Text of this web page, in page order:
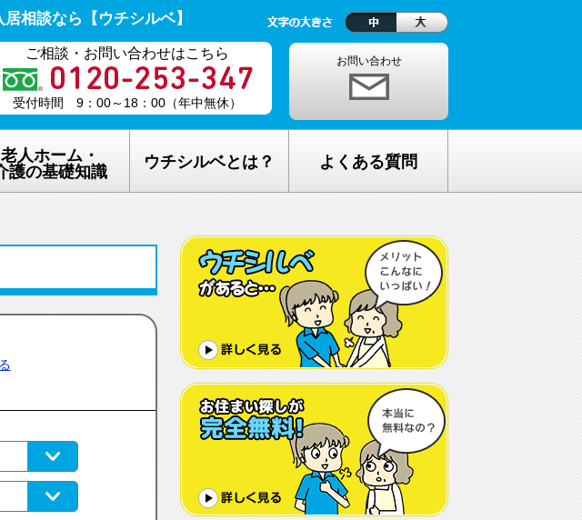
相談なら【ウチシルベ】
ご相談・お問い合わせはこちら
受付時間 9：00～18：00（年中無休）
お問い合わせ
老人ホーム・
護の基礎知識
ビスについて
て
いて
ウチシルベとは？
老人ホーム探しが完全無料の理由
老人ホーム探し無料相談の流れ
ウチシルベのメリット
ウチシルベFC加盟について
よくある質問
老人ホームの種類が複雑でわからな
い・・
どんな人が入居しているの？
希望してもなかなか入れないのでは？
体調や病状が悪化しても最後まで住め
ますか？
認知症でも入れますか？